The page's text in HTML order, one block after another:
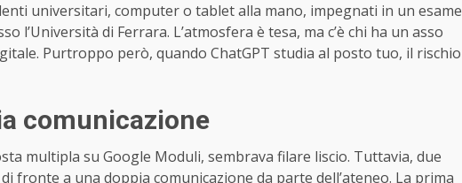
universitari, computer o tablet alla mano, impegnati in un esame
l’Università di Ferrara. L’atmosfera è tesa, ma c’è chi ha un asso
Purtroppo però, quando ChatGPT studia al posto tuo, il rischio
comunicazione
multipla su Google Moduli, sembrava filare liscio. Tuttavia, due
fronte a una doppia comunicazione da parte dell’ateneo. La prima